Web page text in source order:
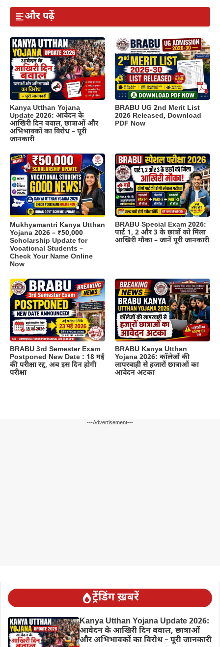
और पढ़ें
Kanya Utthan Yojana
Update 2026: आवेदन के
आखिरी दिन बवाल, छात्राओं और
अभिभावकों का विरोध – पूरी
जानकारी
BRABU UG 2nd Merit List
2026 Released, Download
PDF Now
Mukhyamantri Kanya Utthan
Yojana 2026 – ₹50,000
Scholarship Update for
Vocational Students –
Check Your Name Online
Now
BRABU Special Exam 2026:
पार्ट 1, 2 और 3 के छात्रों को मिला
आखिरी मौका – जानें पूरी जानकारी
BRABU 3rd Semester Exam
Postponed New Date : 18 मई
की परीक्षा रद्द, अब इस दिन होगी
परीक्षा
BRABU Kanya Utthan
Yojana 2026: कॉलेजों की
लापरवाही से हजारों छात्राओं का
आवेदन अटका
---Advertisement---
ट्रेंडिंग ख़बरें
Kanya Utthan Yojana Update 2026:
आवेदन के आखिरी दिन बवाल, छात्राओं
और अभिभावकों का विरोध – पूरी जानकारी